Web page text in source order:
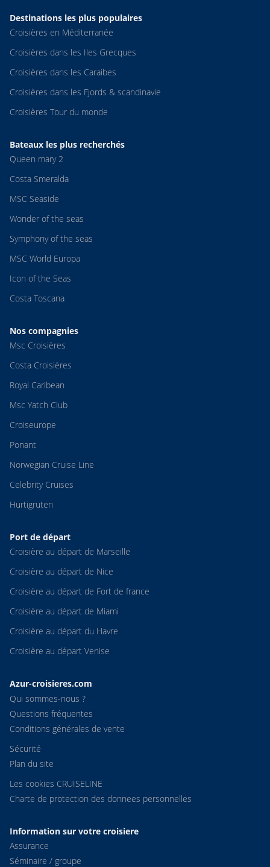
Destinations les plus populaires
Croisières en Méditerranée
Croisières dans les Iles Grecques
Croisières dans les Caraibes
Croisières dans les Fjords & scandinavie
Croisières Tour du monde
Bateaux les plus recherchés
Queen mary 2
Costa Smeralda
MSC Seaside
Wonder of the seas
Symphony of the seas
MSC World Europa
Icon of the Seas
Costa Toscana
Nos compagnies
Msc Croisières
Costa Croisières
Royal Caribean
Msc Yatch Club
Croiseurope
Ponant
Norwegian Cruise Line
Celebrity Cruises
Hurtigruten
Port de départ
Croisière au départ de Marseille
Croisière au départ de Nice
Croisière au départ de Fort de france
Croisière au départ de Miami
Croisière au départ du Havre
Croisière au départ Venise
Azur-croisieres.com
Qui sommes-nous ?
Questions fréquentes
Conditions générales de vente
Sécurité
Plan du site
Les cookies CRUISELINE
Charte de protection des donnees personnelles
Information sur votre croisiere
Assurance
Séminaire / groupe